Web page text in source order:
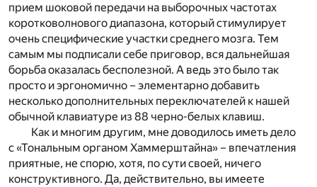
прием шоковой передачи на выборочных частотах
коротковолнового диапазона, который стимулирует
очень специфические участки среднего мозга. Тем
самым мы подписали себе приговор, вся дальнейшая
борьба оказалась бесполезной. А ведь это было так
просто и эргономично – элементарно добавить
несколько дополнительных переключателей к нашей
обычной клавиатуре из 88 черно-белых клавиш.
Как и многим другим, мне доводилось иметь дело
с «Тональным органом Хаммерштайна» – впечатления
приятные, не спорю, хотя, по сути своей, ничего
конструктивного. Да, действительно, вы имеете